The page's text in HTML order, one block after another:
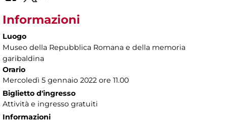
Informazioni
Luogo
Museo della Repubblica Romana e della memoria
garibaldina
Orario
Mercoledì 5 gennaio 2022 ore 11.00
Biglietto d'ingresso
Attività e ingresso gratuiti
Informazioni